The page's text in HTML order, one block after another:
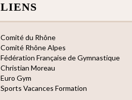
LIENS
Comité du Rhône
Comité Rhône Alpes
Fédération Française de Gymnastique
Christian Moreau
Euro Gym
Sports Vacances Formation